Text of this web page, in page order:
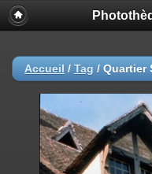
Accueil / Tag / Quartier